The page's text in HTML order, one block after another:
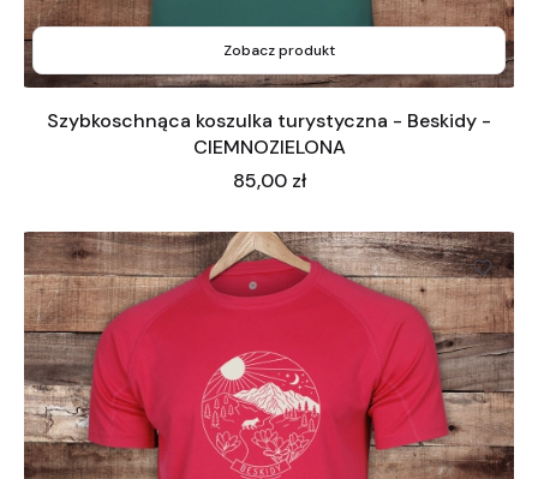
Zobacz produkt
Szybkoschnąca koszulka turystyczna - Beskidy -
CIEMNOZIELONA
Cena
85,00 zł